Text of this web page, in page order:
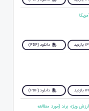
دانلود (PDF)
دانلود (PDF)
ویژه برند (مورد مطالعه